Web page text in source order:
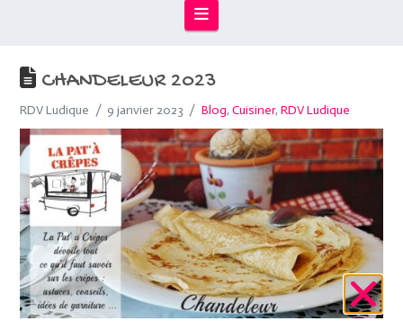
Navigation
CHANDELEUR 2023
RDV Ludique 9 janvier 2023 Blog, Cuisiner, RDV Ludique